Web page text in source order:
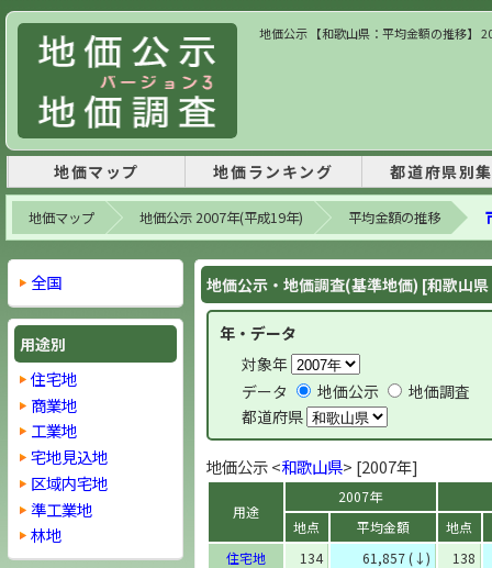
地価公示 【和歌山県：平均金額の推移】
地価マップ 地価ランキング 都道府県別
地価マップ 地価公示 2007年(平成19年) 平均金額の推移
地価公示・地価調査(基準地価) [和歌山
年・データ
対象年
データ
地価公示
地価調査
都道府県
地価公示 <和歌山県> [2007年]
用途
2007年
地点
平均金額
地点
住宅地
134 61,857 (↓)
138
全国
用途別
住宅地
商業地
工業地
宅地見込地
区域内宅地
準工業地
林地